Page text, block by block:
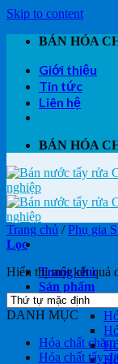
Skip to content
BÁN HÓA
Giới thiệu
Tin tức
Liên hệ
BÁN HÓA
Trang chủ
Sản phẩm
Hóa
Trang chủ / Phụ gia
Lọc
Hiển thị một kết quả
DANH MỤC
Hóa chất
Hóa chất tẩy